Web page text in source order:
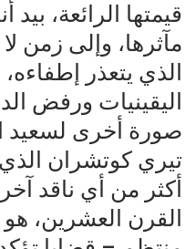
قيمتها الرائعة،
مآثرها، وإلى زمن
الذي يتعذر
اليقينيات ورفض
صورة أخرى لسعيد
تيري كوتشران
أكثر من أي ناقد
القرن العشرين،